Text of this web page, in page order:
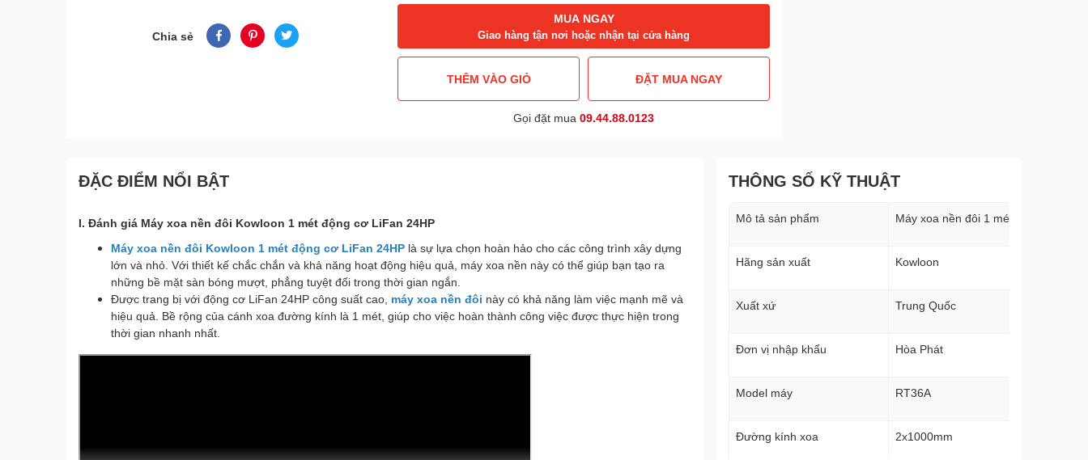
Chia sẻ
MUA NGAY
Giao hàng tận nơi hoặc nhận tại cửa hàng
THÊM VÀO GIỎ ĐẶT MUA NGAY
Gọi đặt mua09.44.88.0123
ĐẶC ĐIỂM NỔI BẬT
I. Đánh giá Máy xoa nền đôi Kowloon 1 mét động cơ LiFan 24HP
Máy xoa nền đôi Kowloon 1 mét động cơ LiFan 24HP là sự lựa chọn hoàn hảo cho các công trình xây dựng
lớn và nhỏ. Với thiết kế chắc chắn và khả năng hoạt động hiệu quả, máy xoa nền này có thể giúp bạn tạo ra
những bề mặt sàn bóng mượt, phẳng tuyệt đối trong thời gian ngắn.
Được trang bị với động cơ LiFan 24HP công suất cao, máy xoa nền đôi này có khả năng làm việc mạnh mẽ và
hiệu quả. Bề rộng của cánh xoa đường kính là 1 mét, giúp cho việc hoàn thành công việc được thực hiện trong
thời gian nhanh nhất.
THÔNG SỐ KỸ THUẬT
Mô tả sản phẩm Máy xoa nền đôi 1 mét
Hãng sản xuất Kowloon
Xuất xứ Trung Quốc
Đơn vị nhập khẩu Hòa Phát
Model máy RT36A
Đường kính xoa 2x1000mm